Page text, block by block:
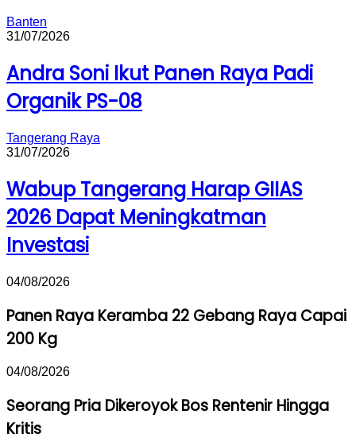
Banten
31/07/2026
Andra Soni Ikut Panen Raya Padi
Organik PS-08
Tangerang Raya
31/07/2026
Wabup Tangerang Harap GIIAS
2026 Dapat Meningkatman
Investasi
04/08/2026
Panen Raya Keramba 22 Gebang Raya Capai
200 Kg
04/08/2026
Seorang Pria Dikeroyok Bos Rentenir Hingga
Kritis